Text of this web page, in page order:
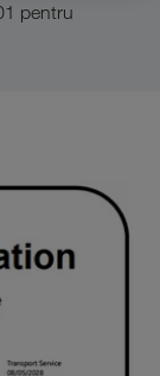
pentru